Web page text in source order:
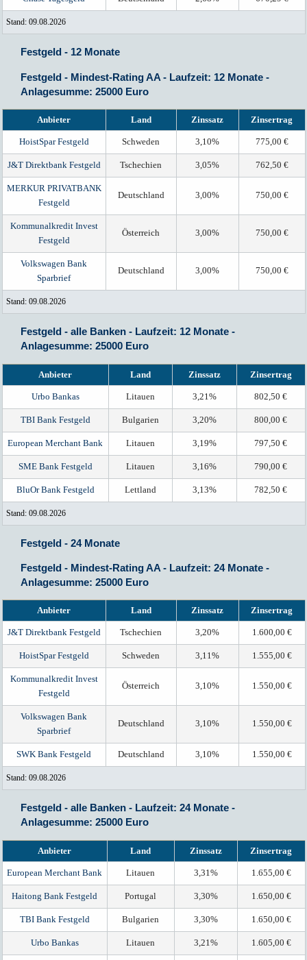
Stand: 09.08.2026
Festgeld - 12 Monate
Festgeld - Mindest-Rating AA - Laufzeit: 12 Monate -
Anlagesumme: 25000 Euro
Anbieter Land Zinssatz Zinsertrag
HoistSpar Festgeld Schweden 3,10% 775,00 €
J&T Direktbank Festgeld Tschechien 3,05% 762,50 €
MERKUR PRIVATBANK
Festgeld
Deutschland 3,00% 750,00 €
Kommunalkredit Invest
Festgeld
Österreich 3,00% 750,00 €
Volkswagen Bank
Sparbrief
Deutschland 3,00% 750,00 €
Stand: 09.08.2026
Festgeld - alle Banken - Laufzeit: 12 Monate -
Anlagesumme: 25000 Euro
Anbieter Land Zinssatz Zinsertrag
Urbo Bankas Litauen 3,21% 802,50 €
TBI Bank Festgeld Bulgarien 3,20% 800,00 €
European Merchant Bank Litauen 3,19% 797,50 €
SME Bank Festgeld Litauen 3,16% 790,00 €
BluOr Bank Festgeld Lettland 3,13% 782,50 €
Stand: 09.08.2026
Festgeld - 24 Monate
Festgeld - Mindest-Rating AA - Laufzeit: 24 Monate -
Anlagesumme: 25000 Euro
Anbieter Land Zinssatz Zinsertrag
J&T Direktbank Festgeld Tschechien 3,20% 1.600,00 €
HoistSpar Festgeld Schweden 3,11% 1.555,00 €
Kommunalkredit Invest
Festgeld
Österreich 3,10% 1.550,00 €
Volkswagen Bank
Sparbrief
Deutschland 3,10% 1.550,00 €
SWK Bank Festgeld Deutschland 3,10% 1.550,00 €
Stand: 09.08.2026
Festgeld - alle Banken - Laufzeit: 24 Monate -
Anlagesumme: 25000 Euro
Anbieter Land Zinssatz Zinsertrag
European Merchant Bank Litauen 3,31% 1.655,00 €
Haitong Bank Festgeld Portugal 3,30% 1.650,00 €
TBI Bank Festgeld Bulgarien 3,30% 1.650,00 €
Urbo Bankas Litauen 3,21% 1.605,00 €